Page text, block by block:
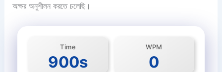
অক্ষর অনুশীলন করতে চলেছি।
Time
900s
WPM
0